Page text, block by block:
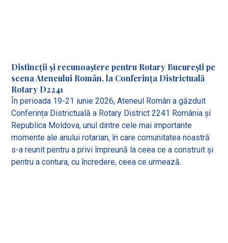
Distincții și recunoaștere pentru Rotary București pe
scena Ateneului Român, la Conferința Districtuală
Rotary D2241
În perioada 19-21 iunie 2026, Ateneul Român a găzduit
Conferința Districtuală a Rotary District 2241 România și
Republica Moldova, unul dintre cele mai importante
momente ale anului rotarian, în care comunitatea noastră
s-a reunit pentru a privi împreună la ceea ce a construit și
pentru a contura, cu încredere, ceea ce urmează.